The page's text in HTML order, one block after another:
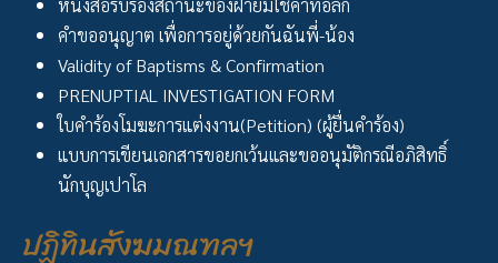
คำขออนุญาต เพื่อการอยู่ด้วยกันฉันพี่-น้อง
Validity of Baptisms & Confirmation
PRENUPTIAL INVESTIGATION FORM
ใบคำร้องโมฆะการแต่งงาน(Petition) (ผู้ยื่นคำร้อง)
แบบการเขียนเอกสารขอยกเว้นและขออนุมัติกรณีอภิสิทธิ์
นักบุญเปาโล
ปฏิทินสังฆมณฑลฯ